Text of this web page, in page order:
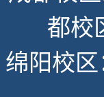
都校
绵阳校